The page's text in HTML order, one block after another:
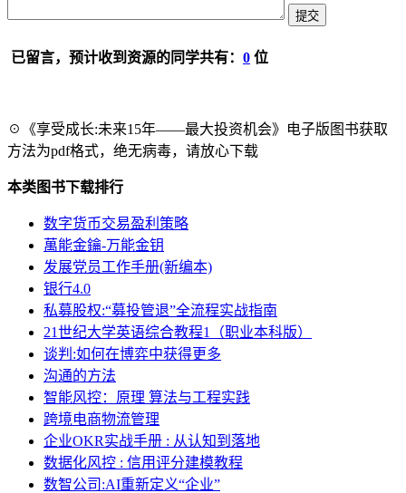
已留言，预计收到资源的同学共有： 0 位
☉《享受成长:未来15年——最大投资机会》电子版图书获取
方法为pdf格式，绝无病毒，请放心下载
本类图书下载排行
数字货币交易盈利策略
萬能金鑰-万能金钥
发展党员工作手册(新编本)
银行4.0
私募股权:“募投管退”全流程实战指南
21世纪大学英语综合教程1（职业本科版）
谈判:如何在博弈中获得更多
沟通的方法
智能风控：原理 算法与工程实践
跨境电商物流管理
企业OKR实战手册 : 从认知到落地
数据化风控 : 信用评分建模教程
数智公司:AI重新定义“企业”